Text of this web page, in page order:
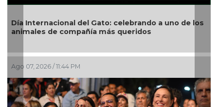
los
San Andrés Tuxtla alista su Festival
de Globos de Papel
Ago 07, 2026 / 8:42 PM